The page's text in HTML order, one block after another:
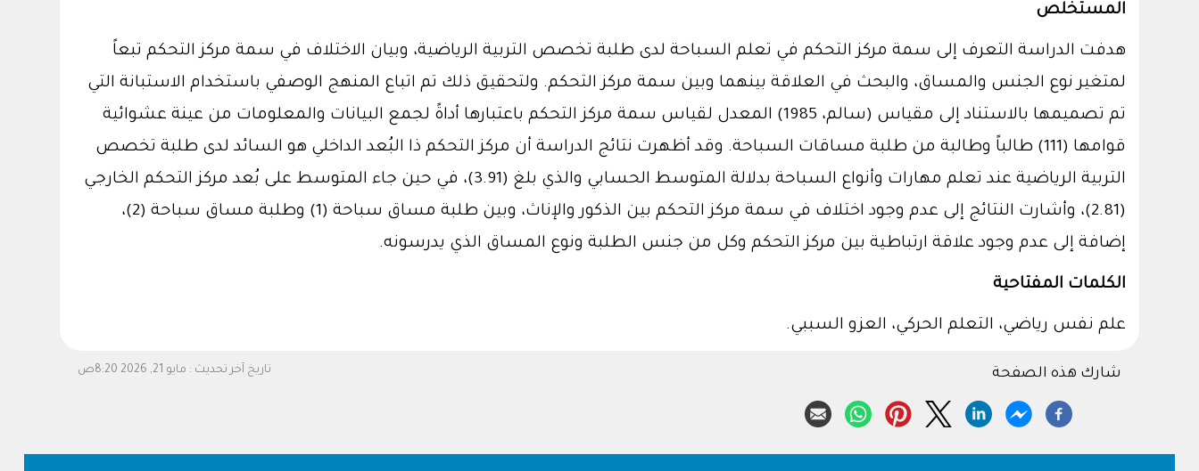
المستخلص
هدفت الدراسة التعرف إلى سمة مركز التحكم في تعلم السباحة لدى طلبة تخصص التربية الرياضية، وبيان الاختلاف في سمة مركز التحكم تبعاً
لمتغير نوع الجنس والمساق، والبحث في العلاقة بينهما وبين سمة مركز التحكم. ولتحقيق ذلك تم اتباع المنهج الوصفي باستخدام الاستبانة التي
تم تصميمها بالاستناد إلى مقياس (سالم، 1985) المعدل لقياس سمة مركز التحكم باعتبارها أداةً لجمع البيانات والمعلومات من عينة عشوائية
قوامها (111) طالباً وطالبة من طلبة مساقات السباحة. وقد أظهرت نتائج الدراسة أن مركز التحكم ذا البُعد الداخلي هو السائد لدى طلبة تخصص
التربية الرياضية عند تعلم مهارات وأنواع السباحة بدلالة المتوسط الحسابي والذي بلغ (3.91)، في حين جاء المتوسط على بُعد مركز التحكم الخارجي
(2.81)، وأشارت النتائج إلى عدم وجود اختلاف في سمة مركز التحكم بين الذكور والإناث، وبين طلبة مساق سباحة (1) وطلبة مساق سباحة (2)،
إضافة إلى عدم وجود علاقة ارتباطية بين مركز التحكم وكل من جنس الطلبة ونوع المساق الذي يدرسونه.
الكلمات المفتاحية
علم نفس رياضي، التعلم الحركي، العزو السببي.
تاريخ آخر تحديث : مايو 21, 2026 8:20ص شارك هذه الصفحة